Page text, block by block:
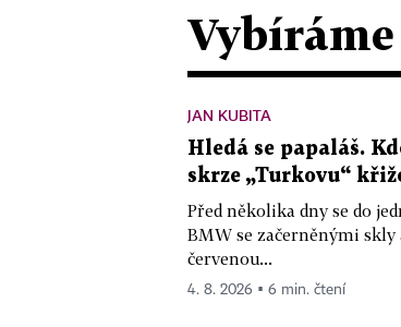
JAN KUBITA
Hledá se papaláš.
skrze „Turkovu“
Před několika dny se do
BMW se začerněnými
červenou...
4. 8. 2026 ▪ 6 min. čtení